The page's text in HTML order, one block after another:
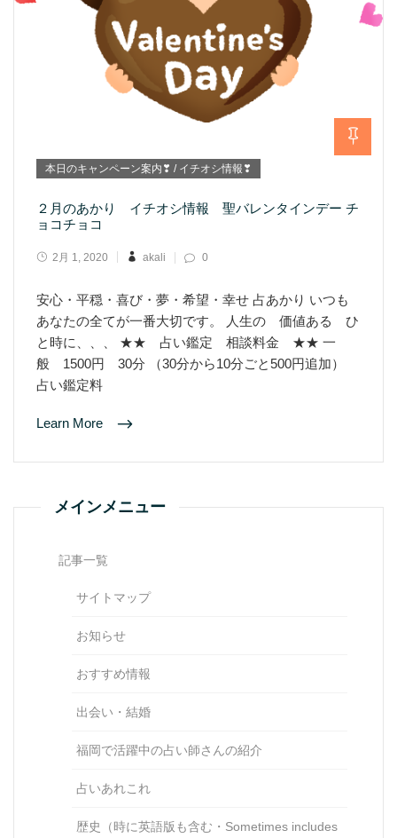
本日のキャンペーン案内❣ / イチオシ情報❣
２月のあかり イチオシ情報 聖バレンタインデー チ
ョコチョコ
2月 1, 2020 akali 0
安心・平穏・喜び・夢・希望・幸せ 占あかり いつも
あなたの全てが一番大切です。 人生の 価値ある ひ
と時に、、、 ★★ 占い鑑定 相談料金 ★★ 一
般 1500円 30分 （30分から10分ごと500円追加）
占い鑑定料
Learn More
メインメニュー
記事一覧
サイトマップ
お知らせ
おすすめ情報
出会い・結婚
福岡で活躍中の占い師さんの紹介
占いあれこれ
歴史（時に英語版も含む・Sometimes includes